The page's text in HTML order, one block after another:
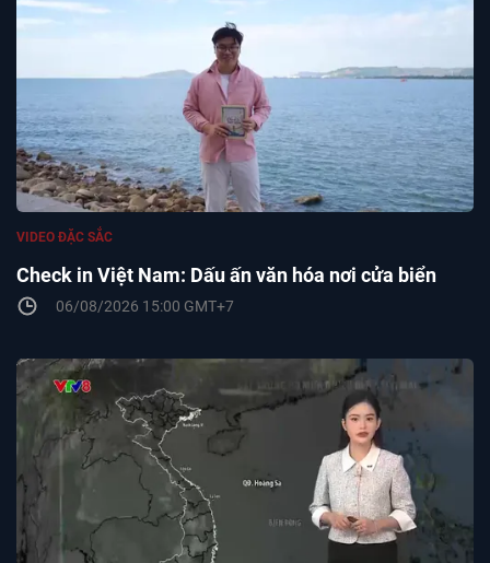
Check in Việt Nam: Dấu ấn văn hóa nơi cửa biển
VIDEO ĐẶC SẮC
06/08/2026 15:00 GMT+7